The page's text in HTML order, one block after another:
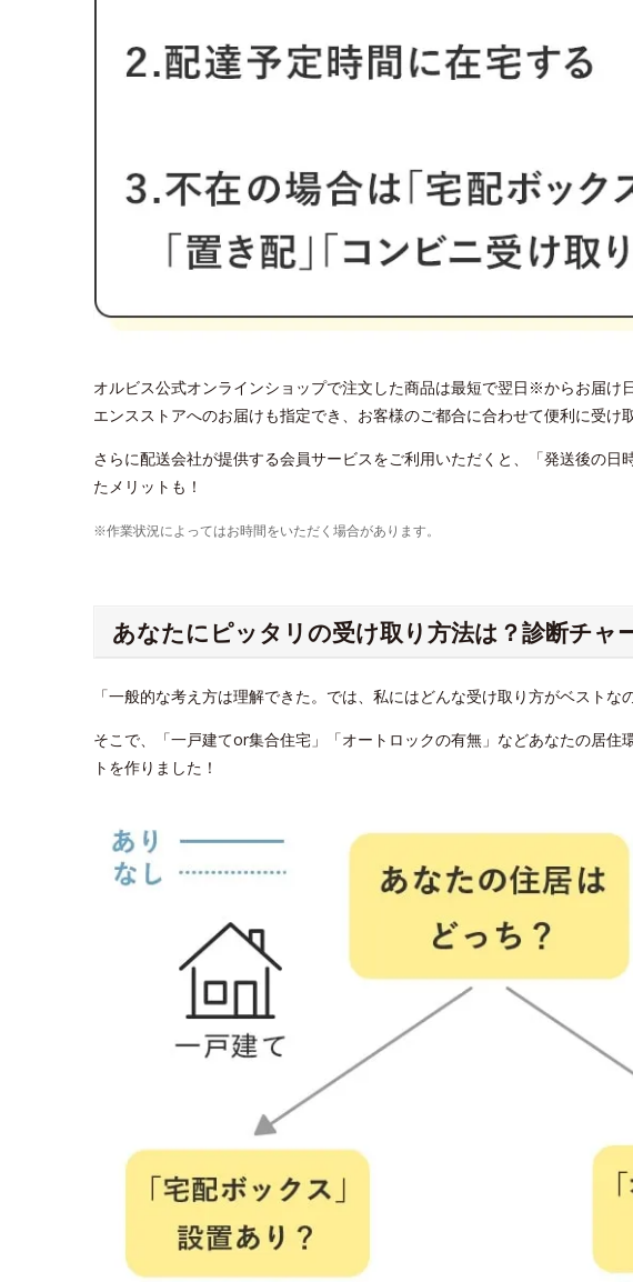
オルビス公式オンラインショップで注文した商品は最短で翌日※からお届け
エンスストアへのお届けも指定でき、お客様のご都合に合わせて便利に受け
さらに配送会社が提供する会員サービスをご利用いただくと、「発送後の日
たメリットも！
※作業状況によってはお時間をいただく場合があります。
あなたにピッタリの受け取り方法は？診断チャ
「一般的な考え方は理解できた。では、私にはどんな受け取り方がベストな
そこで、「一戸建てor集合住宅」「オートロックの有無」などあなたの居住
トを作りました！